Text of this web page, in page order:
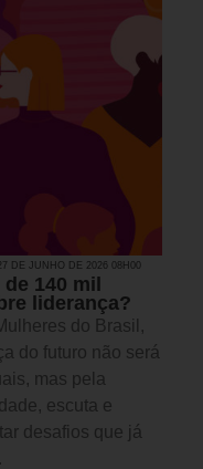
DE JUNHO DE 2026 08H00
140 mil
liderança?
do Brasil,
do futuro não será
mas pela
escuta e
desafios que já